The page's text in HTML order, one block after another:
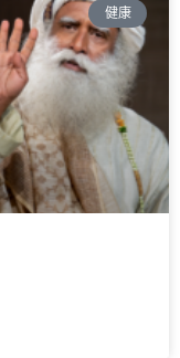
健康